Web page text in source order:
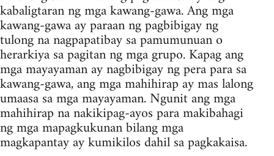
kabaligtaran ng mga kawang-gawa. Ang mga
kawang-gawa ay paraan ng pagbibigay ng
tulong na nagpapatibay sa pamumunuan o
herarkiya sa pagitan ng mga grupo. Kapag ang
mga mayayaman ay nagbibigay ng pera para sa
kawang-gawa, ang mga mahihirap ay mas lalong
umaasa sa mga mayayaman. Ngunit ang mga
mahihirap na nakikipag-ayos para makibahagi
ng mga mapagkukunan bilang mga
magkapantay ay kumikilos dahil sa pagkakaisa.